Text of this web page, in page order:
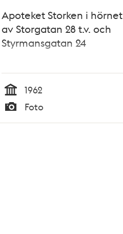
Apoteket Storken i hörnet
av Storgatan 28 t.v. och
Styrmansgatan 24
Tid
1962
Foto